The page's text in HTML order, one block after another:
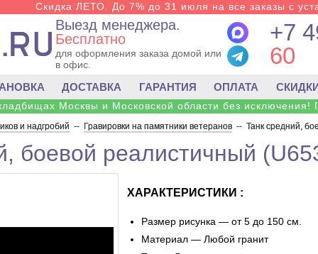
Скидка ЛЕТО. До 7% до 31 июля на все заказы с
Выезд менеджера.
Бесплатно
для оформления заказа домой или
в офис.
+7
60
ДОСТАВКА ГАРАНТИЯ ОПЛАТА
Москвы и Московской области без исключения!
и надгробий -- Гравировки на памятники ветеранов -- Танк средний,
боевой реалистичный
ХАРАКТЕРИСТИКИ :
Размер рисунка — от 5 до 150 см.
Материал — Любой гранит